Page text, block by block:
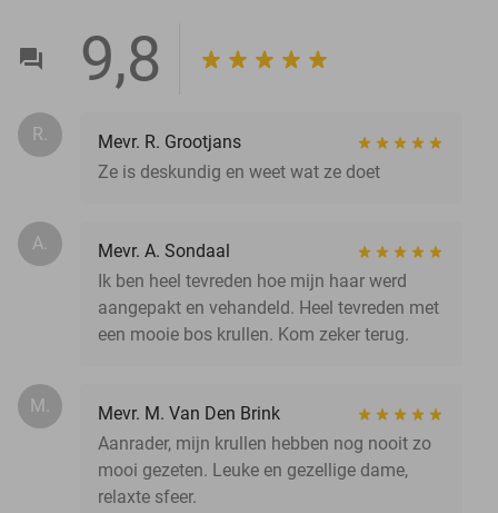
9,8
R.
Mevr. R. Grootjans
Ze is deskundig en weet wat ze doet
A.
Mevr. A. Sondaal
Ik ben heel tevreden hoe mijn haar werd
aangepakt en vehandeld. Heel tevreden met
een mooie bos krullen. Kom zeker terug.
M.
Mevr. M. Van Den Brink
Aanrader, mijn krullen hebben nog nooit zo
mooi gezeten. Leuke en gezellige dame,
relaxte sfeer.